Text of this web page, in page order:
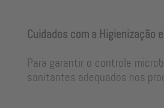
Cuidados com a Higienização
Para garantir o controle
sanitantes adequados nos